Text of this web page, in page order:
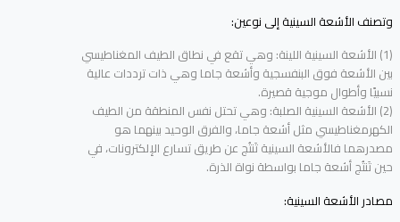
وتصنف الأشعة السينية إلى نوعين:
(1) الأشعة السينية اللينة: وهي تقع في نطاق الطيف المغناطيسي
بين الأشعة فوق البنفسجية وأشعة جاما وهي ذات ترددات عالية
نسبيًا وأطوال موجية قصيرة.
(2) الأشعة السينية الصلبة: وهي تحتل نفس المنطقة من الطيف
الكهرمغناطيسي مثل أشعة جاما، والفرق الوحيد بينهما هو
مصدرهما فالأشعة السينية تَنتُج عن طريق تسارع الإلكترونات، في
حين تَنتُج أشعة جاما بواسطة نواة الذرة.
مصادر الأشعة السينية: